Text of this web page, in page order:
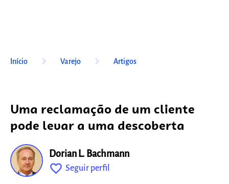
Início keyboard_arrow_right Varejo keyboard_arrow_right Artigos
Uma reclamação de um cliente
pode levar a uma descoberta
Dorian L. Bachmann
favorite_outline Seguir perfil